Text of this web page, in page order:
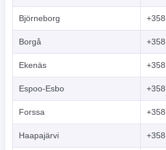
Björneborg
Borgå
Ekenäs
Espoo-Esbo
Forssa
Haapajärvi